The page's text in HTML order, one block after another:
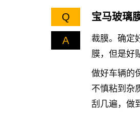
Q 宝马玻璃
A
裁膜。确定
膜，但是好
做好车辆的
不慎粘到杂
刮几遍，做